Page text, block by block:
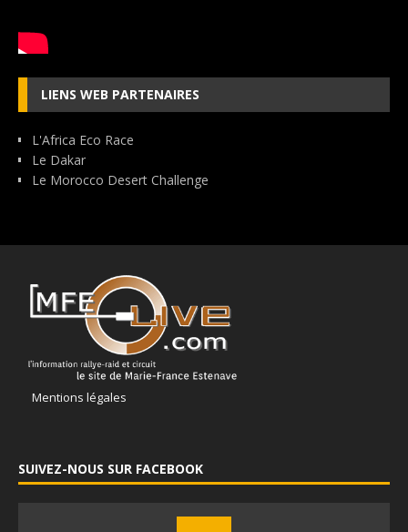
LIENS WEB PARTENAIRES
L'Africa Eco Race
Le Dakar
Le Morocco Desert Challenge
Mentions légales
SUIVEZ-NOUS SUR FACEBOOK